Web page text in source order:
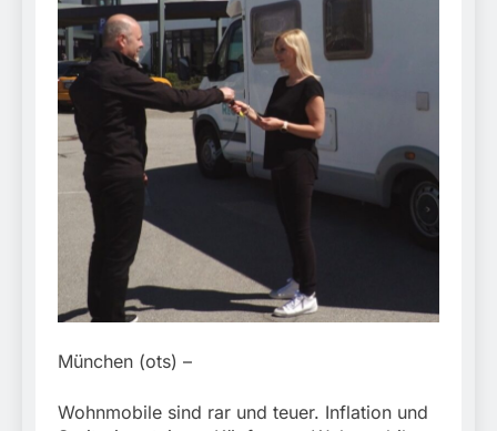
Beinahekollision an
Bahnübergang in Aubing
/ Bundespolizei ermittelt
wegen gefährlichen
Eingriffs in den
Bahnverkehr
5. August 2026
München (ots) –
Wohnmobile sind rar und teuer. Inflation und